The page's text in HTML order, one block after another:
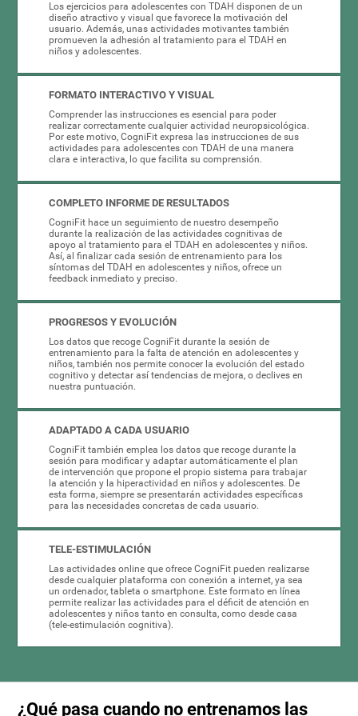
Los ejercicios para adolescentes con TDAH disponen de un
diseño atractivo y visual que favorece la motivación del
usuario. Además, unas actividades motivantes también
promueven la adhesión al tratamiento para el TDAH en
niños y adolescentes.
FORMATO INTERACTIVO Y VISUAL
Comprender las instrucciones es esencial para poder
realizar correctamente cualquier actividad neuropsicológica.
Por este motivo, CogniFit expresa las instrucciones de sus
actividades para adolescentes con TDAH de una manera
clara e interactiva, lo que facilita su comprensión.
COMPLETO INFORME DE RESULTADOS
CogniFit hace un seguimiento de nuestro desempeño
durante la realización de las actividades cognitivas de
apoyo al tratamiento para el TDAH en adolescentes y niños.
Así, al finalizar cada sesión de entrenamiento para los
síntomas del TDAH en adolescentes y niños, ofrece un
feedback inmediato y preciso.
PROGRESOS Y EVOLUCIÓN
Los datos que recoge CogniFit durante la sesión de
entrenamiento para la falta de atención en adolescentes y
niños, también nos permite conocer la evolución del estado
cognitivo y detectar así tendencias de mejora, o declives en
nuestra puntuación.
ADAPTADO A CADA USUARIO
CogniFit también emplea los datos que recoge durante la
sesión para modificar y adaptar automáticamente el plan
de intervención que propone el propio sistema para trabajar
la atención y la hiperactividad en niños y adolescentes. De
esta forma, siempre se presentarán actividades específicas
para las necesidades concretas de cada usuario.
TELE-ESTIMULACIÓN
Las actividades online que ofrece CogniFit pueden realizarse
desde cualquier plataforma con conexión a internet, ya sea
un ordenador, tableta o smartphone. Este formato en línea
permite realizar las actividades para el déficit de atención en
adolescentes y niños tanto en consulta, como desde casa
(tele-estimulación cognitiva).
¿Qué pasa cuando no entrenamos las